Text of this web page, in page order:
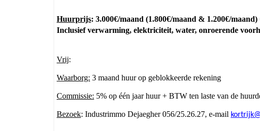
Huurprijs: 3.000€/maand (1.800€/maand & 1.200€/
Inclusief verwarming, elektriciteit, water, onroerende
Vrij:
Waarborg: 3 maand huur op geblokkeerde rekening
Commissie: 5% op één jaar huur + BTW ten laste van de
Bezoek: Industrimmo Dejaegher 056/25.26.27, e-mail